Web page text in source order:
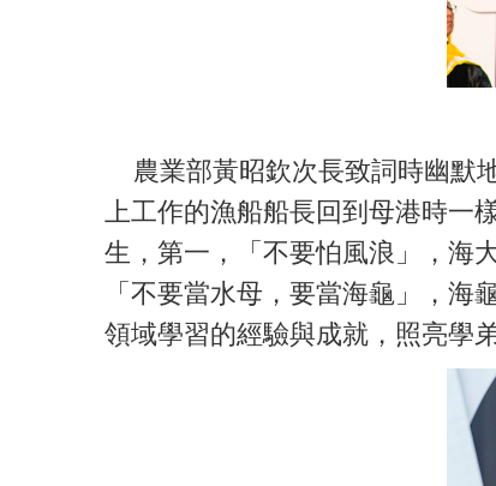
農業部黃昭欽次長致詞時幽默
上工作的漁船船長回到母港時
生，第一，「不要怕風浪」，海
「不要當水母，要當海龜」，
領域學習的經驗與成就，照亮學